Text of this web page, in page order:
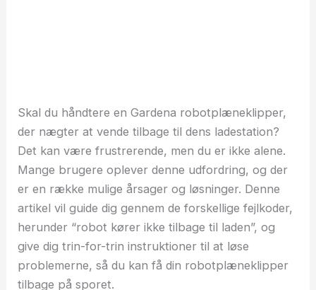
Skal du håndtere en Gardena robotplæneklipper,
der nægter at vende tilbage til dens ladestation?
Det kan være frustrerende, men du er ikke alene.
Mange brugere oplever denne udfordring, og der
er en række mulige årsager og løsninger. Denne
artikel vil guide dig gennem de forskellige fejlkoder,
herunder “robot kører ikke tilbage til laden”, og
give dig trin-for-trin instruktioner til at løse
problemerne, så du kan få din robotplæneklipper
tilbage på sporet.